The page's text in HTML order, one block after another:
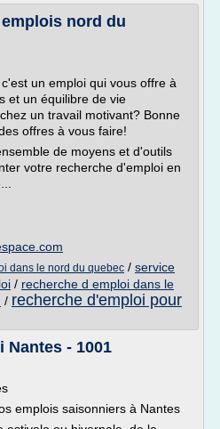
nord du
un emploi qui vous offre à
et un équilibre de vie
un travail motivant? Bonne
offres à vous faire!
de moyens et d'outils
votre recherche d'emploi en
dans le nord du quebec / service
/ recherche d emploi dans le
/ recherche d'emploi pour
Nantes - 1001
emplois saisonniers à Nantes